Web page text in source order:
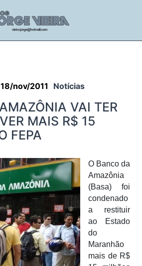
18/nov/2011 Notícias
VAI TER
MAIS R$ 15
FEPA
O Banco da
Amazônia
(Basa) foi
condenado
a restituir
ao Estado
do
Maranhão
mais de R$